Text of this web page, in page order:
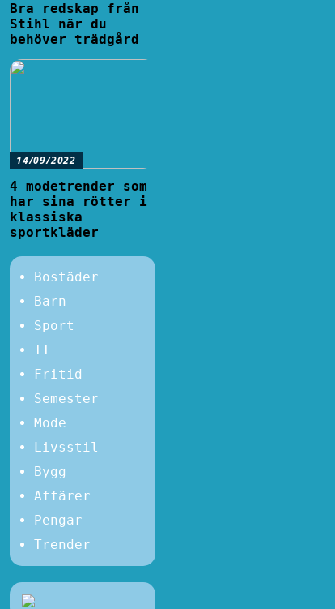
Bra redskap från
Stihl när du
behöver trädgård
14/09/2022
4 modetrender som
har sina rötter i
klassiska
sportkläder
Bostäder
Barn
Sport
IT
Fritid
Semester
Mode
Livsstil
Bygg
Affärer
Pengar
Trender